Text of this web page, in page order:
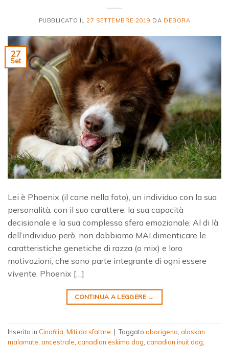
PUBBLICATO IL 27 SETTEMBRE 2019 DA DEBORA
27
Set
Lei è Phoenix (il cane nella foto), un individuo con la sua
personalità, con il suo carattere, la sua capacità
decisionale e la sua complessa sfera emozionale. Al di là
dell’individuo però, non dobbiamo MAI dimenticare le
caratteristiche genetiche di razza (o mix) e loro
motivazioni, che sono parte integrante di ogni essere
vivente. Phoenix […]
CONTINUA A LEGGERE →
Inserito in Cinofilia, Miti da sfatare | Taggato aborigeno, alaskan
malamute, ancestrale, canadian eskimo dog, canadian inuit dog,